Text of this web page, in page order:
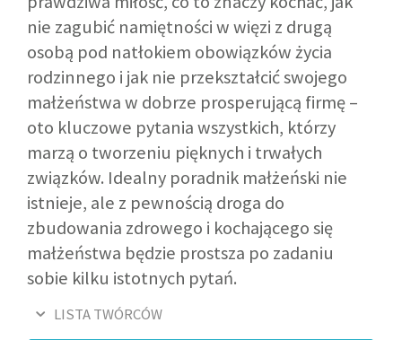
nie zagubić namiętności w więzi z drugą
osobą pod natłokiem obowiązków życia
rodzinnego i jak nie przekształcić swojego
małżeństwa w dobrze prosperującą firmę –
oto kluczowe pytania wszystkich, którzy
marzą o tworzeniu pięknych i trwałych
związków. Idealny poradnik małżeński nie
istnieje, ale z pewnością droga do
zbudowania zdrowego i kochającego się
małżeństwa będzie prostsza po zadaniu
sobie kilku istotnych pytań.
LISTA TWÓRCÓW